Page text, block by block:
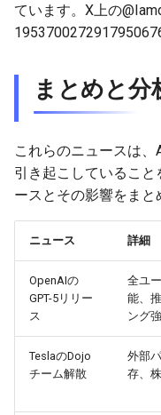
2026-03-07
2026-03-05
2026-03-03
2026-03-02
2026-02-28
2026-02-27
ています。X上の
まとめと分
これらのニュースは
引き起こしているこ
ースとその影響をまと
ニュース 詳細
OpenAIの
GPT-5リリー
ス
全ユ
能、
ング
TeslaのDojo
チーム解散
外部
存、